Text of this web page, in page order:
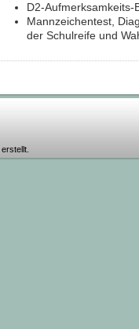
D2-Aufmerksamkeits-
Mannzeichentest,
der Schulreife und
erstellt.